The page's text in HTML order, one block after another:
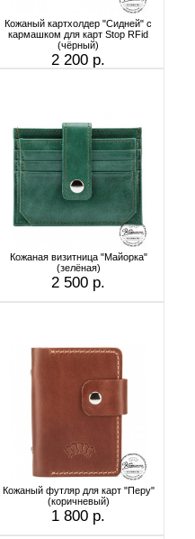
Кожаный картхолдер "Сидней" с
кармашком для карт Stop RFid
(чёрный)
2 200 р.
Кожаная визитница "Майорка"
(зелёная)
2 500 р.
Кожаный футляр для карт "Перу"
(коричневый)
1 800 р.